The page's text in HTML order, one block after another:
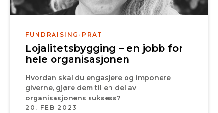
FUNDRAISING-PRAT
Lojalitetsbygging – en jobb for
hele organisasjonen
Hvordan skal du engasjere og imponere
giverne, gjøre dem til en del av
organisasjonens suksess?
20. FEB 2023